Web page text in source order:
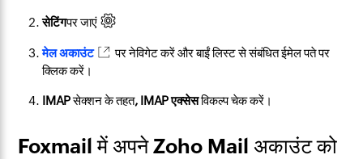
सेटिंग​पर जाएं
मेल अकाउंट
पर नेविगेट करें और बाईं लिस्ट से संबंधित ईमेल पते पर
क्लिक करें।
IMAPसेक्शन के तहत, IMAP एक्सेसविकल्प चेक करें।
Foxmail में अपने Zoho Mail अकाउंट को